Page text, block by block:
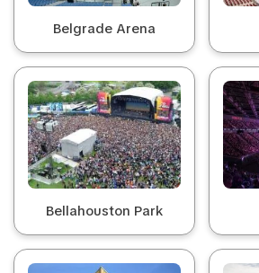
Belgrade Arena
Bellahouston Park